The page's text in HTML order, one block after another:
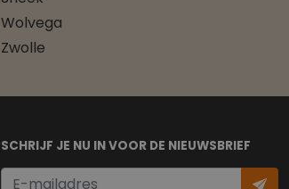
Wolvega
Zwolle
SCHRIJF JE NU IN VOOR DE NIEUWSBRIEF